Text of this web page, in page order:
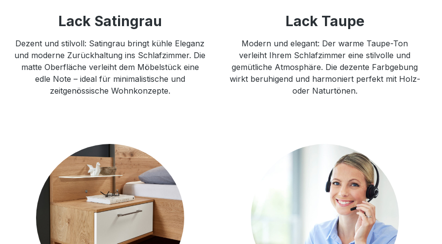
Lack Satingrau
Dezent und stilvoll: Satingrau bringt kühle Eleganz
und moderne Zurückhaltung ins Schlafzimmer. Die
matte Oberfläche verleiht dem Möbelstück eine
edle Note – ideal für minimalistische und
zeitgenössische Wohnkonzepte.
Lack Taupe
Modern und elegant: Der warme Taupe-Ton
verleiht Ihrem Schlafzimmer eine stilvolle und
gemütliche Atmosphäre. Die dezente Farbgebung
wirkt beruhigend und harmoniert perfekt mit Holz-
oder Naturtönen.